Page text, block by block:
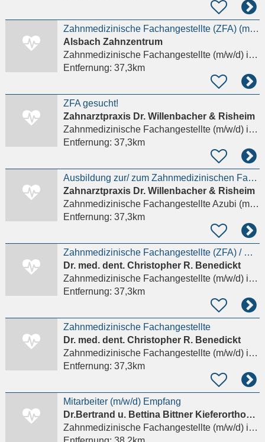
Zahnmedizinische Fachangestellte (ZFA) (m/w/d)
Alsbach Zahnzentrum
Zahnmedizinische Fachangestellte (m/w/d)in Alsbach-Hähnlein
Entfernung: 37,3km
ZFA gesucht!
Zahnarztpraxis Dr. Willenbacher & Risheim
Zahnmedizinische Fachangestellte (m/w/d)in Kirchheimbolanden
Entfernung: 37,3km
Ausbildung zur/ zum Zahnmedizinischen Fachangestellten (m/w/d)
Zahnarztpraxis Dr. Willenbacher & Risheim
Zahnmedizinische Fachangestellte Azubi (m/w/d)
Entfernung: 37,3km
Zahnmedizinische Fachangestellte (ZFA) / MFA / ZMF als Behandlungsassistenz (m/w/d) –
Dr. med. dent. Christopher R. Benedickt
Zahnmedizinische Fachangestellte (m/w/d)in Frankfurt am Main
Entfernung: 37,3km
Zahnmedizinische Fachangestellte
Dr. med. dent. Christopher R. Benedickt
Zahnmedizinische Fachangestellte (m/w/d)in Frankfurt am Main
Entfernung: 37,3km
Mitarbeiter (m/w/d) Empfang
Dr.Bertrand u. Bettina Bittner Kieferorthopädische- Gemeinschaftspraxis
Zahnmedizinische Fachangestellte (m/w/d)in Worms